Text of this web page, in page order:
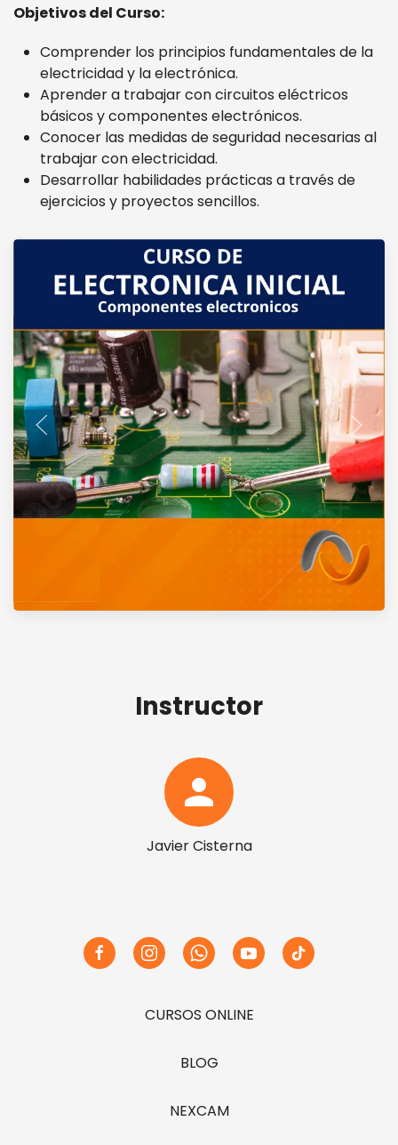
Objetivos del Curso:
Comprender los principios fundamentales de la
electricidad y la electrónica.
Aprender a trabajar con circuitos eléctricos
básicos y componentes electrónicos.
Conocer las medidas de seguridad necesarias al
trabajar con electricidad.
Desarrollar habilidades prácticas a través de
ejercicios y proyectos sencillos.
Instructor
person
Javier Cisterna
CURSOS ONLINE
BLOG
NEXCAM